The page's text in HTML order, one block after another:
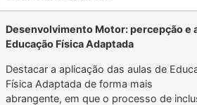
Desenvolvimento Motor: percepção e
Educação Física Adaptada
Destacar a aplicação das aulas de
Física Adaptada de forma mais
abrangente, em que o processo de